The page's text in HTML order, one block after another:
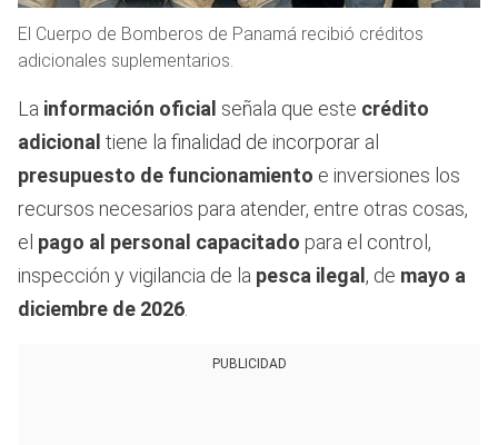
El Cuerpo de Bomberos de Panamá recibió créditos
adicionales suplementarios.
La información oficial señala que este crédito
adicional tiene la finalidad de incorporar al
presupuesto de funcionamiento e inversiones los
recursos necesarios para atender, entre otras cosas,
el pago al personal capacitado para el control,
inspección y vigilancia de la pesca ilegal , de mayo a
diciembre de 2026
PUBLICIDAD